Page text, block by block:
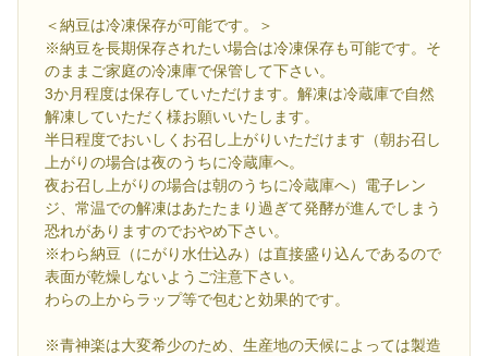
＜納豆は冷凍保存が可能です。＞
※納豆を長期保存されたい場合は冷凍保存も可能です。そ
のままご家庭の冷凍庫で保管して下さい。
3か月程度は保存していただけます。解凍は冷蔵庫で自然
解凍していただく様お願いいたします。
半日程度でおいしくお召し上がりいただけます（朝お召し
上がりの場合は夜のうちに冷蔵庫へ。
夜お召し上がりの場合は朝のうちに冷蔵庫へ）電子レン
ジ、常温での解凍はあたたまり過ぎて発酵が進んでしまう
恐れがありますのでおやめ下さい。
※わら納豆（にがり水仕込み）は直接盛り込んであるので
表面が乾燥しないようご注意下さい。
わらの上からラップ等で包むと効果的です。
※青神楽は大変希少のため、生産地の天候によっては製造